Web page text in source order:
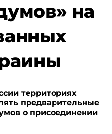
на
территориях
предварительные
о присоединении